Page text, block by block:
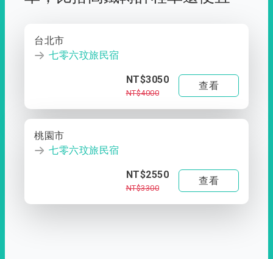
台北市
七零六玟旅民宿
NT$3050
NT$4000
查看
桃園市
七零六玟旅民宿
NT$2550
NT$3300
查看